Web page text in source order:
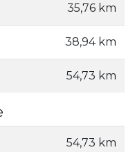
35,76 km
38,94 km
54,73 km
54,73 km